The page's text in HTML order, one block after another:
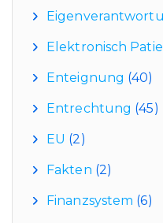
Elektronisch
Enteignung (40)
Entrechtung (45)
EU (2)
Fakten (2)
Finanzsystem (6)